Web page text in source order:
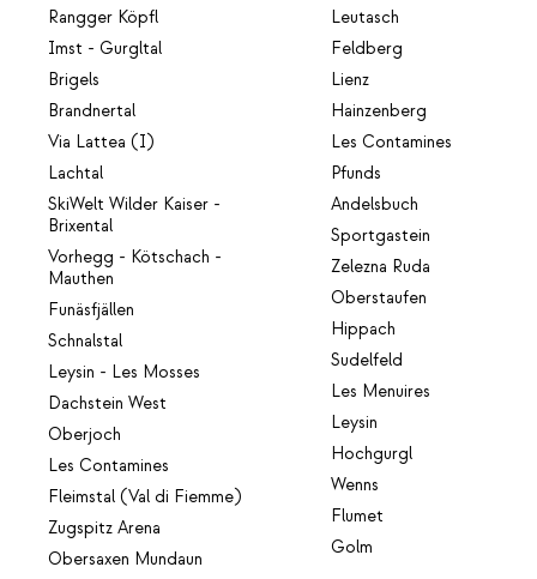
Rangger Köpfl
Imst - Gurgltal
Brigels
Brandnertal
Via Lattea (I)
Lachtal
SkiWelt Wilder Kaiser -
Brixental
Vorhegg - Kötschach -
Mauthen
Funäsfjällen
Schnalstal
Leysin - Les Mosses
Dachstein West
Oberjoch
Les Contamines
Fleimstal (Val di Fiemme)
Zugspitz Arena
Obersaxen Mundaun
Leutasch
Feldberg
Lienz
Hainzenberg
Les Contamines
Pfunds
Andelsbuch
Sportgastein
Zelezna Ruda
Oberstaufen
Hippach
Sudelfeld
Les Menuires
Leysin
Hochgurgl
Wenns
Flumet
Golm